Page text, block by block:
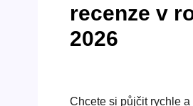
recenze v
2026
Chcete si půjčit rychle a